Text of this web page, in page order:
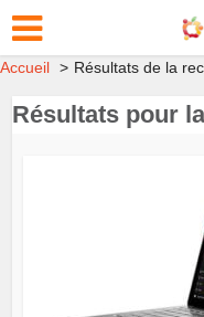
Accueil Résultats de la
Résultats pour